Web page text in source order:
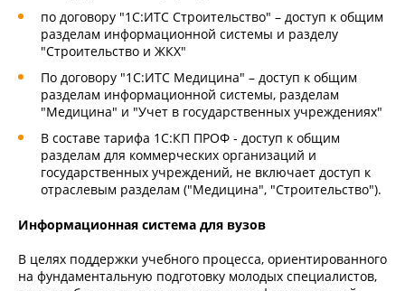
по договору "1С:ИТС Строительство" – доступ к общим
разделам информационной системы и разделу
"Строительство и ЖКХ"
По договору "1С:ИТС Медицина" – доступ к общим
разделам информационной системы, разделам
"Медицина" и "Учет в государственных учреждениях"
В составе тарифа 1С:КП ПРОФ - доступ к общим
разделам для коммерческих организаций и
государственных учреждений, не включает доступ к
отраслевым разделам ("Медицина", "Строительство").
Информационная система для вузов
В целях поддержки учебного процесса, ориентированного
на фундаментальную подготовку молодых специалистов,